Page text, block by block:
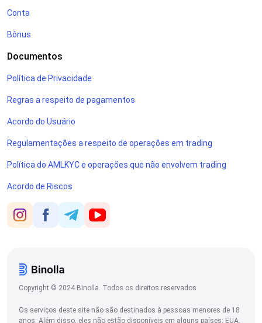
Conta
Bônus
Documentos
Política de Privacidade
Regras a respeito de pagamentos
Acordo do Usuário
Regulamentações a respeito de operações em trading
Política do AMLKYC e operações que não envolvem trading
Acordo de Riscos
Copyright © 2024 Binolla. Todos os direitos reservados
Os serviços deste site não são destinados à pessoas menores de 18
anos. Além disso, eles não estão disponíveis em alguns países: EUA,